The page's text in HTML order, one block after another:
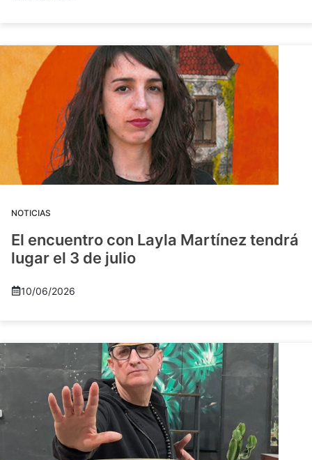
NOTICIAS
El encuentro con Layla Martínez tendrá
lugar el 3 de julio
10/06/2026